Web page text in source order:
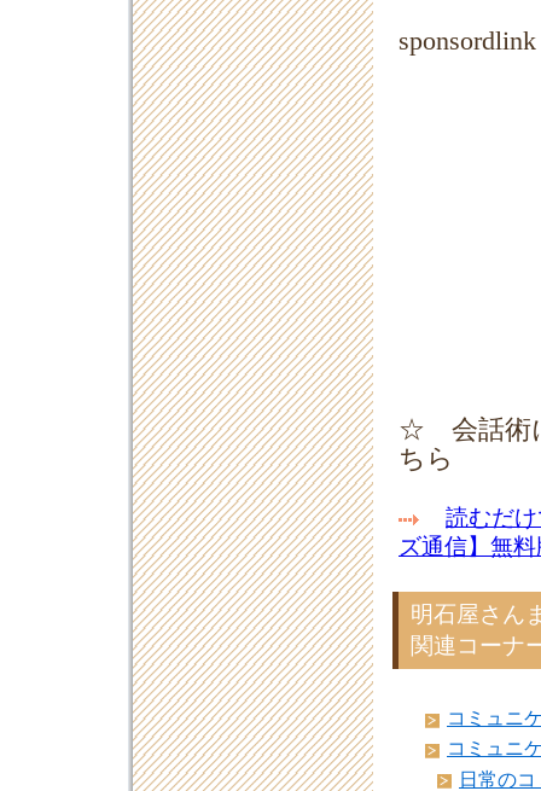
sponsordlink
☆ 会話術
ちら
読むだ
ズ通信】無
明石屋さん
関連コーナ
コミュニ
コミュニ
日常の